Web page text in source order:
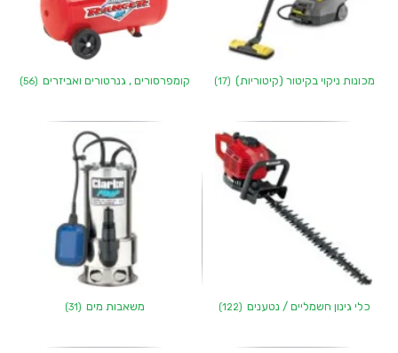
מכונות ניקוי בקיטור (קיטוריות) (17) קומפרסורים , גנרטורים ואביזרים (56)
כלי גינון חשמליים / נטענים (122) משאבות מים (31)